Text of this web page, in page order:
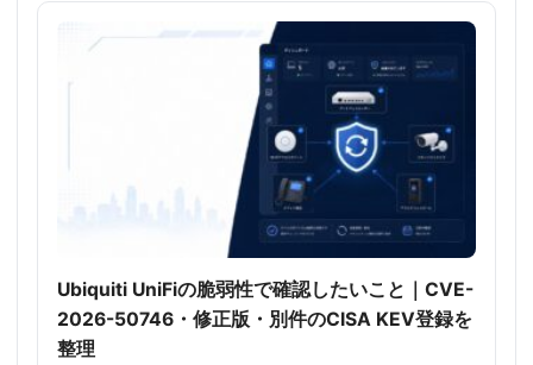
Ubiquiti UniFiの脆弱性で確認したいこと｜CVE-
2026-50746・修正版・別件のCISA KEV登録を
整理